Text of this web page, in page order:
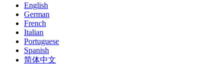
English
German
French
Italian
Portuguese
Spanish
简体中文